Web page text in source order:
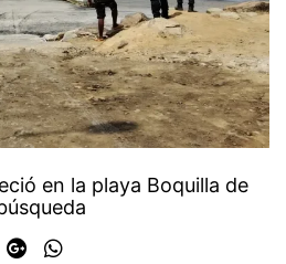
en la playa Boquilla de